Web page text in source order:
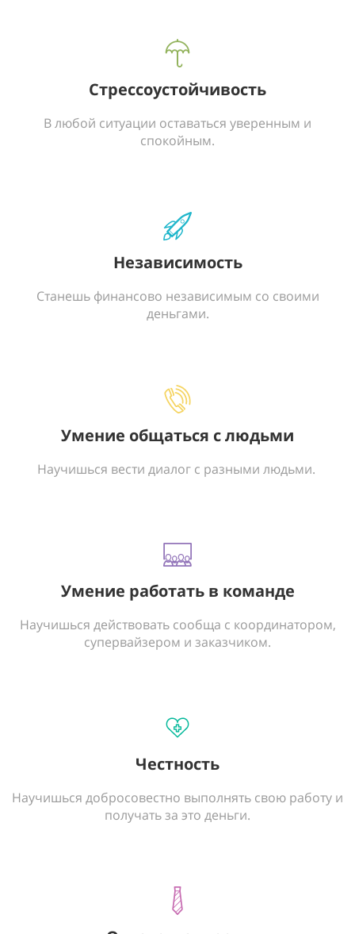
Стрессоустойчивость
В любой ситуации оставаться уверенным и
спокойным.
Независимость
Станешь финансово независимым со своими
деньгами.
Умение общаться с людьми
Научишься вести диалог с разными людьми.
Умение работать в команде
Научишься действовать сообща с координатором,
супервайзером и заказчиком.
Честность
Научишься добросовестно выполнять свою работу и
получать за это деньги.